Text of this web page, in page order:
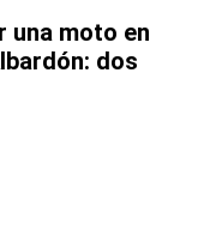
una moto en
dos